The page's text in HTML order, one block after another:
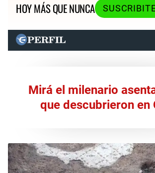
HOY MÁS QUE NUNCA
Mirá el milenario
que descubrieron en